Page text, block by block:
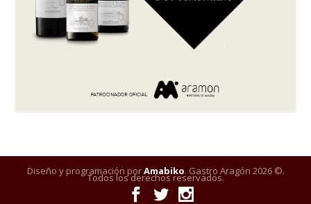
Diseño y programación porAmabiko. Gastro Aragón 2026 ©.
Todos los derechos reservados.